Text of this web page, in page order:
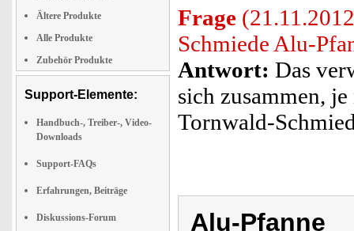
Ältere Produkte
Alle Produkte
Zubehör Produkte
Support-Elemente:
Handbuch-, Treiber-, Video-
Downloads
Support-FAQs
Erfahrungen, Beiträge
Diskussions-Forum
Frage
Schmiede Alu-
Antwort: Das
sich zusammen,
Tornwald-
Alu-Pfanne